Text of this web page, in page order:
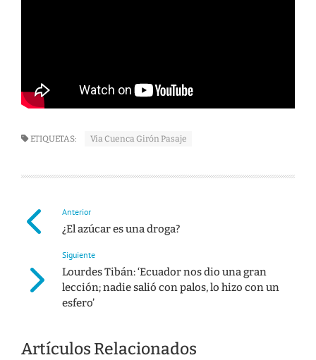
ETIQUETAS: Via Cuenca Girón Pasaje
Anterior
¿El azúcar es una droga?
Siguiente
Lourdes Tibán: ‘Ecuador nos dio una gran
lección; nadie salió con palos, lo hizo con un
esfero’
Artículos Relacionados